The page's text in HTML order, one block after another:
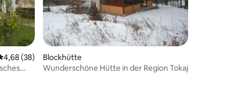
Bewertung: 4,68 von 5, 38 Bewertungen
4,68 (38)
Blockhütte
Wunderschöne Hütte in der Region Tokaj